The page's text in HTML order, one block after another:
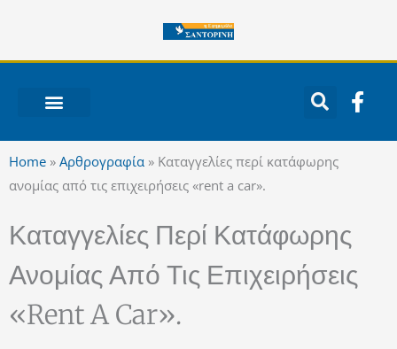
περιεχόμενο
F
a
f
Home » Αρθρογραφία » Καταγγελίες περί κατάφωρης
ανομίας από τις επιχειρήσεις «rent a car».
Καταγγελίες Περί Κατάφωρης
Ανομίας Από Τις Επιχειρήσεις
«rent A Car».